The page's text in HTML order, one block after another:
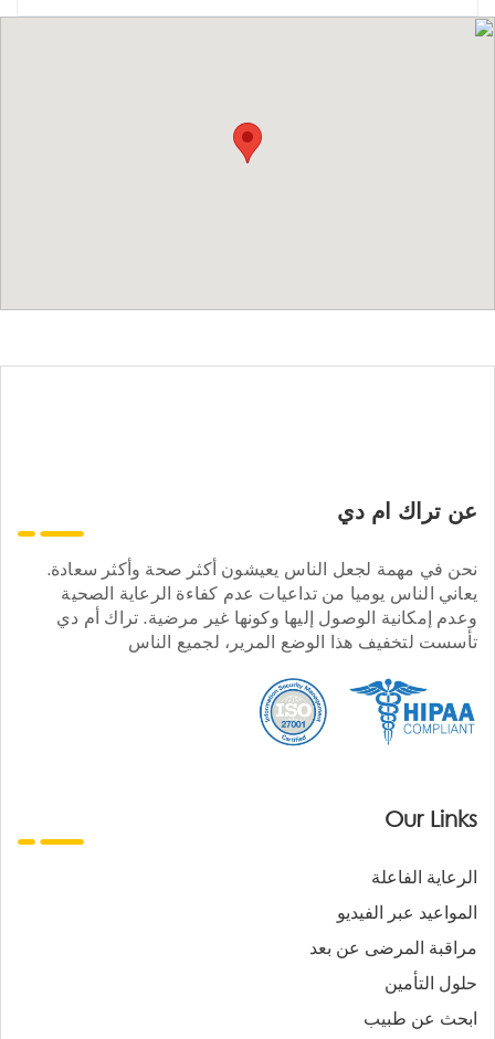
عن تراك ام دي
نحن في مهمة لجعل الناس يعيشون أكثر صحة وأكثر سعادة.
يعاني الناس يوميا من تداعيات عدم كفاءة الرعاية الصحية
وعدم إمكانية الوصول إليها وكونها غير مرضية. تراك أم دي
تأسست لتخفيف هذا الوضع المرير، لجميع الناس
Our Links
الرعاية الفاعلة
المواعيد عبر الفيديو
مراقبة المرضى عن بعد
حلول التأمين
ابحث عن طبيب